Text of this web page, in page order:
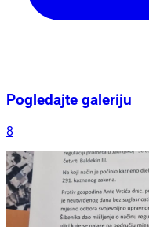
Pogledajte galeriju
8